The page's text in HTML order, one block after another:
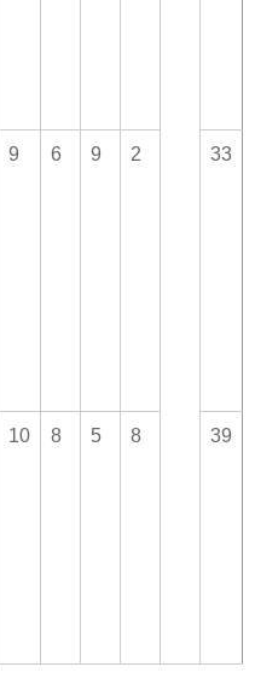
9 6 9 2 33
10 8 5 8 39